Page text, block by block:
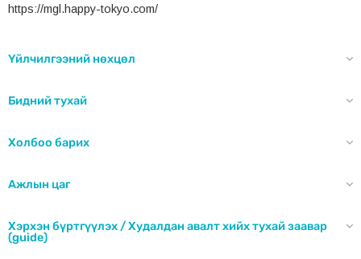
https://mgl.happy-tokyo.com/
Үйлчилгээний нөхцөл
Бидний тухай
Холбоо барих
Ажлын цаг
Хэрхэн бүртгүүлэх / Худалдан авалт хийх тухай заавар
(guide)